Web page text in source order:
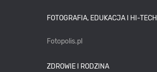
FOTOGRAFIA, EDUKACJA I HI-TECH
Fotopolis.pl
ZDROWIE I RODZINA